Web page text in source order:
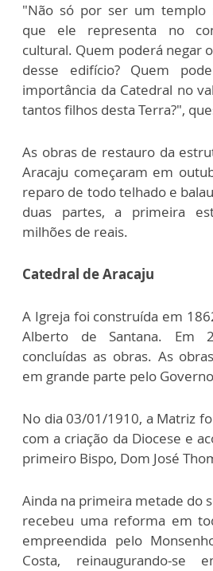
"Não só por ser um templo
que ele representa no
cultural. Quem poderá negar
desse edifício? Quem
importância da Catedral no
tantos filhos desta Terra?",
As obras de restauro da
Aracaju começaram em
reparo de todo telhado e
duas partes, a primeira
milhões de reais.
Catedral de Aracaju
A Igreja foi construída em
Alberto de Santana. Em
concluídas as obras. As
em grande parte pelo
No dia 03/01/1910, a Matriz
com a criação da Diocese e
primeiro Bispo, Dom José
Ainda na primeira metade do
recebeu uma reforma em
empreendida pelo
Costa, reinaugurando-se